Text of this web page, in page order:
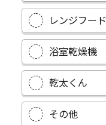
レンジフード
浴室乾燥機
乾太くん
その他